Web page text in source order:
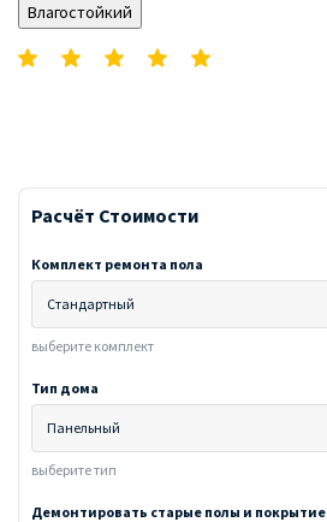
Влагостойкий
Расчёт Стоимости
Комплект ремонта пола
Стандартный
выберите комплект
Тип дома
Панельный
выберите тип
Демонтировать старые полы и покрытие